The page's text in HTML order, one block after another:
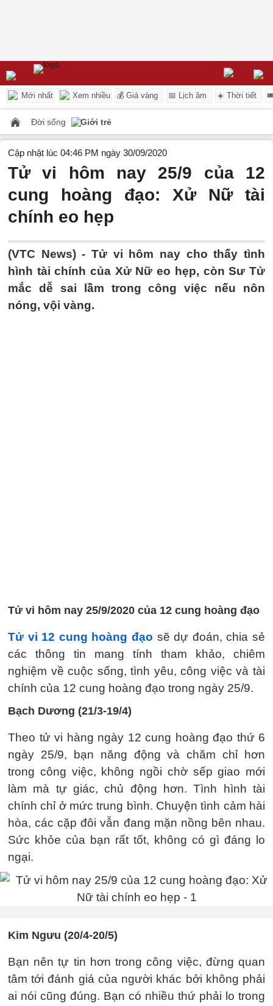
Mới nhất Xem nhiều 💰 Giá vàng 📅 Lịch âm ☀️ Thời tiết
Đời sống Giới trẻ
Cập nhật lúc 04:46 PM ngày 30/09/2020
Tử vi hôm nay 25/9 của 12
cung hoàng đạo: Xử Nữ tài
chính eo hẹp
(VTC News) - Tử vi hôm nay cho thấy tình
hình tài chính của Xử Nữ eo hẹp, còn Sư Tử
mắc dễ sai lầm trong công việc nếu nôn
nóng, vội vàng.
Tử vi hôm nay 25/9/2020 của 12 cung hoàng đạo
Tử vi 12 cung hoàng đạo sẽ dự đoán, chia sẻ
các thông tin mang tính tham khảo, chiêm
nghiệm về cuộc sống, tình yêu, công việc và tài
chính của 12 cung hoàng đạo trong ngày 25/9.
Bạch Dương (21/3-19/4)
Theo tử vi hàng ngày 12 cung hoàng đạo thứ 6
ngày 25/9, bạn năng động và chăm chỉ hơn
trong công việc, không ngồi chờ sếp giao mới
làm mà tự giác, chủ động hơn. Tình hình tài
chính chỉ ở mức trung bình. Chuyện tình cảm hài
hòa, các cặp đôi vẫn đang mặn nồng bên nhau.
Sức khỏe của bạn rất tốt, không có gì đáng lo
ngại.
Kim Ngưu (20/4-20/5)
Bạn nên tự tin hơn trong công việc, đừng quan
tâm tới đánh giá của người khác bởi không phải
ai nói cũng đúng. Bạn có nhiều thứ phải lo trong